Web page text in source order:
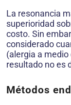
La resonancia
superioridad
costo. Sin
considerado
(alergia a
resultado no es
Métodos